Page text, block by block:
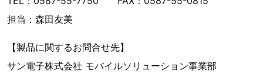
担当：森田友美
【製品に関するお問合せ先】
サン電子株式会社 モバイルソリューション事業部